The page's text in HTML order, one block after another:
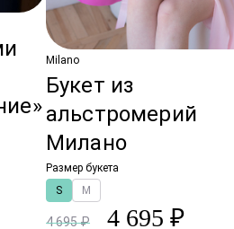
Milano
Букет из
альстромерий
Милано
Размер букета
S
M
4 695 ₽ 4 695 ₽